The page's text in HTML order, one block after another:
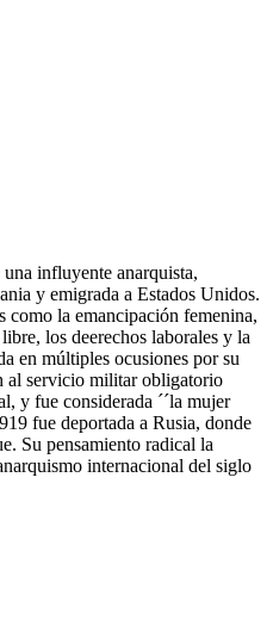
influyente anarquista,
y emigrada a Estados Unidos.
como la emancipación femenina,
los deerechos laborales y la
en múltiples ocusiones por su
al servicio militar obligatorio
y fue considerada ´´la mujer
fue deportada a Rusia, donde
Su pensamiento radical la
internacional del siglo